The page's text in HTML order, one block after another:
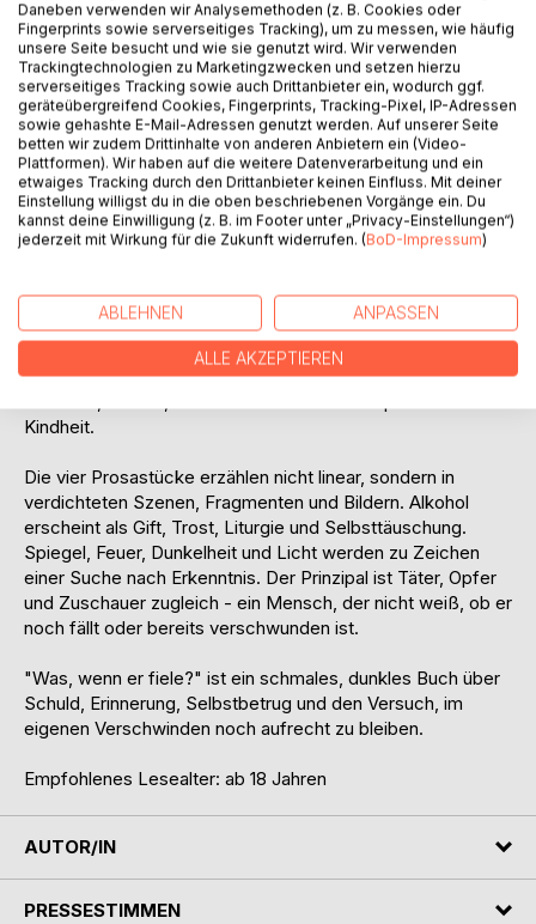
Szenen.
Im Mittelpunkt steht der Prinzipal: ein Mann im Anzug, mit
Krawatte, Restwürde und Alkohol im Blut. Er bewegt sich
durch Bars, Spiegel, Straßen, Erinnerungen und eine
begehbare Gruft.
Immer wieder versucht er, Haltung zu bewahren, während
innen alles zerfällt.
Er kniet vor der Kloschüssel wie vor einem Altar. Er sieht
einem schlafenden Kind die Füße zu und weiß doch, dass
seine Zartheit nicht ausreicht. Eine tote Katze wird zum
Zeichen, eine Frau zur Erinnerung, eine Grabkammer zur
inneren Bühne. Dort treten die Ungebetenen auf: alte Bilder,
Kindheit.
Die vier Prosastücke erzählen nicht linear, sondern in
verdichteten Szenen, Fragmenten und Bildern. Alkohol
erscheint als Gift, Trost, Liturgie und Selbsttäuschung.
Spiegel, Feuer, Dunkelheit und Licht werden zu Zeichen
einer Suche nach Erkenntnis. Der Prinzipal ist Täter, Opfer
und Zuschauer zugleich - ein Mensch, der nicht weiß, ob er
noch fällt oder bereits verschwunden ist.
"Was, wenn er fiele?" ist ein schmales, dunkles Buch über
Schuld, Erinnerung, Selbstbetrug und den Versuch, im
eigenen Verschwinden noch aufrecht zu bleiben.
Empfohlenes Lesealter: ab 18 Jahren
AUTOR/IN
PRESSESTIMMEN
Daneben verwenden wir Analysemethoden (z. B. Cookies oder
Fingerprints sowie serverseitiges Tracking), um zu messen, wie häufig
unsere Seite besucht und wie sie genutzt wird. Wir verwenden
Trackingtechnologien zu Marketingzwecken und setzen hierzu
serverseitiges Tracking sowie auch Drittanbieter ein, wodurch ggf.
geräteübergreifend Cookies, Fingerprints, Tracking-Pixel, IP-Adressen
sowie gehashte E-Mail-Adressen genutzt werden. Auf unserer Seite
betten wir zudem Drittinhalte von anderen Anbietern ein (Video-
Plattformen). Wir haben auf die weitere Datenverarbeitung und ein
etwaiges Tracking durch den Drittanbieter keinen Einfluss. Mit deiner
Einstellung willigst du in die oben beschriebenen Vorgänge ein. Du
kannst deine Einwilligung (z. B. im Footer unter „Privacy-Einstellungen“)
jederzeit mit Wirkung für die Zukunft widerrufen. (BoD-Impressum)
ABLEHNEN ANPASSEN
ALLE AKZEPTIEREN